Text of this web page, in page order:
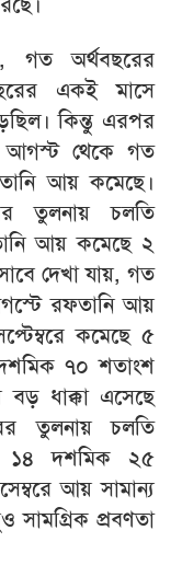
গত অর্থবছরের
একই মাসে
কিন্তু এরপর
আগস্ট থেকে গত
আয় কমেছে।
তুলনায় চলতি
আয় কমেছে ২
দেখা যায়, গত
রফতানি আয়
কমেছে ৫
৭০ শতাংশ
ধাক্কা এসেছে
তুলনায় চলতি
১৪ দশমিক ২৫
আয় সামান্য
প্রবণতা